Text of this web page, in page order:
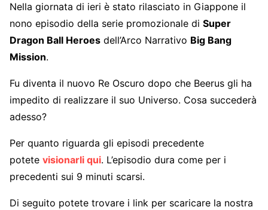
Nella giornata di ieri è stato rilasciato in Giappone il
nono episodio della serie promozionale di Super
Dragon Ball Heroes dell’Arco Narrativo Big Bang
Mission.
Fu diventa il nuovo Re Oscuro dopo che Beerus gli ha
impedito di realizzare il suo Universo. Cosa succederà
adesso?
Per quanto riguarda gli episodi precedente
potete visionarli qui. L’episodio dura come per i
precedenti sui 9 minuti scarsi.
Di seguito potete trovare i link per scaricare la nostra